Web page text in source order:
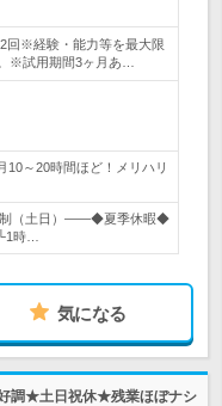
回※経験・能力等を最大限
※試用期間3ヶ月あ…
～20時間ほど！メリハリ
制（土日）――◆夏季休暇◆
時…
気になる
調★土日祝休★残業ほぼナシ